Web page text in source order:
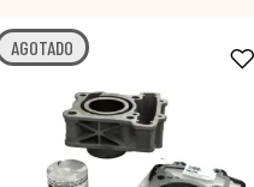
AGOTADO